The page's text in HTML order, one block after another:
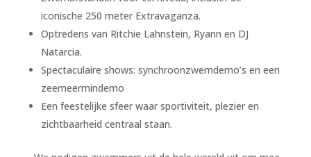
iconische 250 meter Extravaganza.
Optredens van Ritchie Lahnstein, Ryann en DJ
Natarcia.
Spectaculaire shows: synchroonzwemdemo’s en een
zeemeermindemo
Een feestelijke sfeer waar sportiviteit, plezier en
zichtbaarheid centraal staan.